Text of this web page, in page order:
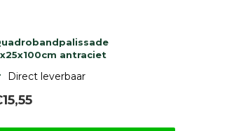
antraciet
Direct leverbaar